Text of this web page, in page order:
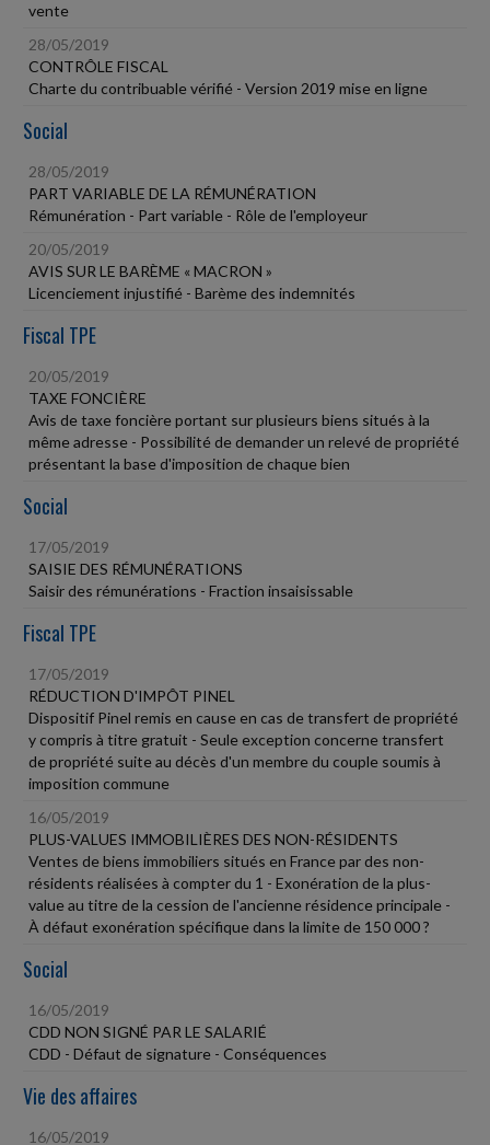
vente
28/05/2019
CONTRÔLE FISCAL
Charte du contribuable vérifié - Version 2019 mise en ligne
Social
28/05/2019
PART VARIABLE DE LA RÉMUNÉRATION
Rémunération - Part variable - Rôle de l'employeur
20/05/2019
AVIS SUR LE BARÈME « MACRON »
Licenciement injustifié - Barème des indemnités
Fiscal TPE
20/05/2019
TAXE FONCIÈRE
Avis de taxe foncière portant sur plusieurs biens situés à la
même adresse - Possibilité de demander un relevé de propriété
présentant la base d'imposition de chaque bien
Social
17/05/2019
SAISIE DES RÉMUNÉRATIONS
Saisir des rémunérations - Fraction insaisissable
Fiscal TPE
17/05/2019
RÉDUCTION D'IMPÔT PINEL
Dispositif Pinel remis en cause en cas de transfert de propriété
y compris à titre gratuit - Seule exception concerne transfert
de propriété suite au décès d'un membre du couple soumis à
imposition commune
16/05/2019
PLUS-VALUES IMMOBILIÈRES DES NON-RÉSIDENTS
Ventes de biens immobiliers situés en France par des non-
résidents réalisées à compter du 1 - Exonération de la plus-
value au titre de la cession de l'ancienne résidence principale -
À défaut exonération spécifique dans la limite de 150 000 ?
Social
16/05/2019
CDD NON SIGNÉ PAR LE SALARIÉ
CDD - Défaut de signature - Conséquences
Vie des affaires
16/05/2019